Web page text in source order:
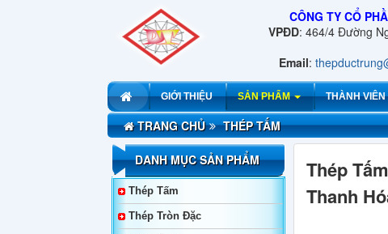
CÔNG TY CỔ
VPĐD: 464/4 Đường
Email:
GIỚI THIỆU SẢN PHẨM THÀNH VIÊN
TRANG CHỦ THÉP TẤM
Thép
Thanh
DANH MỤC SẢN PHẨM
Thép Tấm
Thép Tròn Đặc